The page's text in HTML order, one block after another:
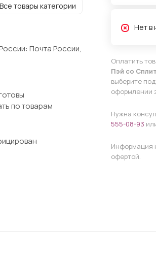
Все товары категории
Почта России,
по товарам
Нет в
Оплатить
Пэй со
выберите
оформлении
Нужна
555-08-93
Информация
офертой.